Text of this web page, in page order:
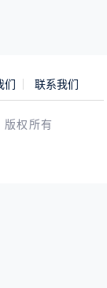
们 联系我们
权所有